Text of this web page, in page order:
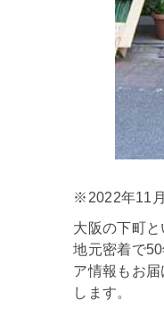
※2022年11
大阪の下町
地元密着で
ア情報もお
します。